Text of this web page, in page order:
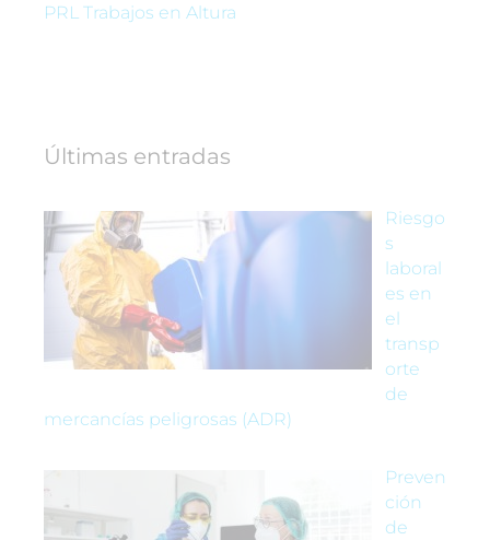
PRL Trabajos en Altura
Últimas entradas
Riesgo
s
laboral
es en
el
transp
orte
de
mercancías peligrosas (ADR)
Preven
ción
de